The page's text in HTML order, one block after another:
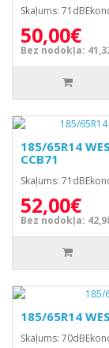
Skaļums:
50,00€
Bez nodokļa:
185/65R14
CCB71
Skaļums:
52,00€
Bez nodokļa:
185/65R14
Skaļums: